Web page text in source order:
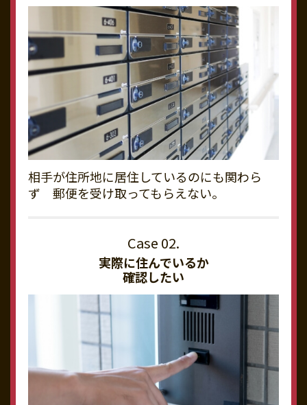
相手が住所地に居住しているのにも関わら
ず 郵便を受け取ってもらえない。
実際に住んでいるか
確認したい